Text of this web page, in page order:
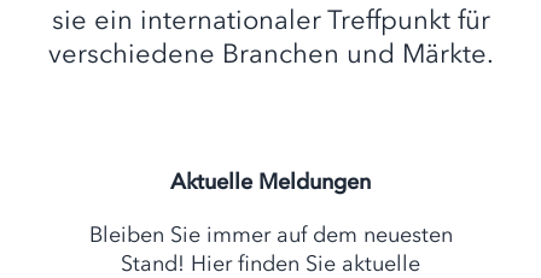
sie ein internationaler Treffpunkt für
verschiedene Branchen und Märkte.
Aktuelle Meldungen
Bleiben Sie immer auf dem neuesten
Stand! Hier finden Sie aktuelle